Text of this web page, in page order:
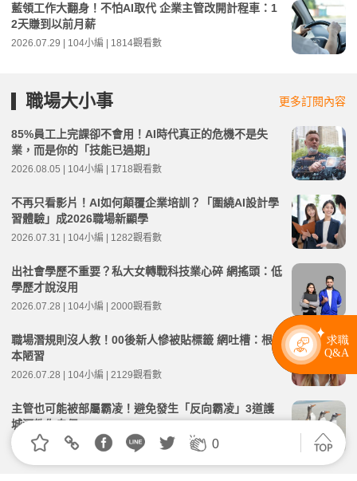
0
藍領工作大翻身！不怕AI取代 企業主管改開計程車：1
2天賺到以前月薪
2026.07.29 | 104小編 | 1814觀看數
職場大小事 更多訂閱內容
85%員工上完課卻不會用！AI時代真正的危機不是失
業，而是你的「技能已過期」
2026.08.05 | 104小編 | 1718觀看數
不再只看影片！AI如何顛覆企業培訓？「圍繞AI設計學
習體驗」成2026職場新顯學
2026.07.31 | 104小編 | 1282觀看數
出社會學歷不重要？私大女轉戰科技業心碎 網搖頭：低
學歷才說沒用
2026.07.28 | 104小編 | 2000觀看數
職場潛規則沒人教！00後新人慘被貼標籤 網吐槽：根
本陋習
2026.07.28 | 104小編 | 2129觀看數
主管也可能被部屬霸凌！避免發生「反向霸凌」3道護
城河教你自保
2026.07.28 | 104小編 | 9059觀看數